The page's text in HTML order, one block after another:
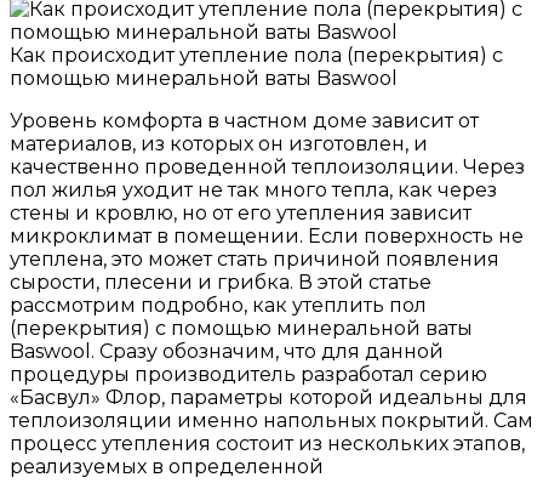
Как происходит утепление пола (перекрытия) с
помощью минеральной ваты Baswool
Уровень комфорта в частном доме зависит от
материалов, из которых он изготовлен, и
качественно проведенной теплоизоляции. Через
пол жилья уходит не так много тепла, как через
стены и кровлю, но от его утепления зависит
микроклимат в помещении. Если поверхность не
утеплена, это может стать причиной появления
сырости, плесени и грибка. В этой статье
рассмотрим подробно, как утеплить пол
(перекрытия) с помощью минеральной ваты
Baswool. Сразу обозначим, что для данной
процедуры производитель разработал серию
«Басвул» Флор, параметры которой идеальны для
теплоизоляции именно напольных покрытий. Сам
процесс утепления состоит из нескольких этапов,
реализуемых в определенной